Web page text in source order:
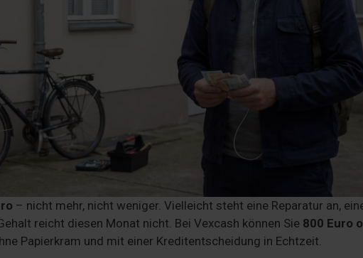
– nicht mehr, nicht weniger. Vielleicht steht eine Reparatur an,
reicht diesen Monat nicht. Bei Vexcash können Sie 800 Euro
Papierkram und mit einer Kreditentscheidung in Echtzeit.